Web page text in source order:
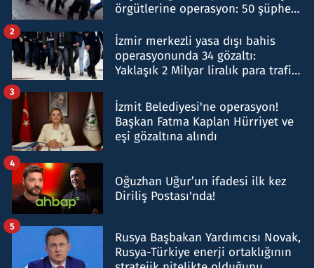
örgütlerine operasyon: 50 şüpheli
İzmir merkezli yasa dışı bahis
operasyonunda 34 gözaltı:
Yaklaşık 2 Milyar liralık para trafiği
2
İzmit Belediyesi'ne operasyon!
Başkan Fatma Kaplan Hürriyet ve
eşi gözaltına alındı
3
Oğuzhan Uğur’un ifadesi ilk kez
Diriliş Postası'nda!
4
Rusya Başbakan Yardımcısı Novak,
Rusya-Türkiye enerji ortaklığının
5